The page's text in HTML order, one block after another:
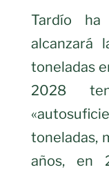
Tardío
alcanzará
toneladas
2028
toneladas,
años, en